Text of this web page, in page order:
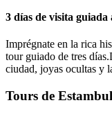
3 días de visita guiada
Imprégnate en la rica
tour guiado de tres
ciudad, joyas ocultas y
Tours de Estambul